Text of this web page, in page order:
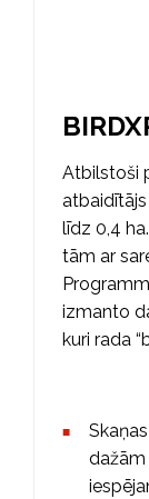
Atbilstoši
atbaidītājs
līdz 0,4
tām ar
izmanto
kuri rada
dažām